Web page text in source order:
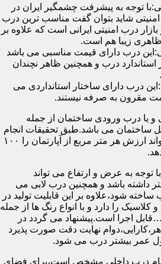
توجه به پیشرفت چشمگیر ایران در
امنیتی شاید بتوان گفت مناسب ترین درب
درب امنیتی ایرانی است که علاوه بر
زیبا هم است.
درب دارای قیمت مناسبی می باشد
استاندارد درب و همچنین ظاهر نچندان
درب دارای ساختار استانداردی می
مقرون به صرفه نیستند.
و یا درب ورودی ساختمان از جمله
ساختمان می باشد.طبق تحقیقات انجام
شده،درب لابی لوکس می تواند ارزش هر متر مربع از آپارتمان را ۱۰۰
توجه به عرض و ارتفاع می تواند
۵ تا ۷ سانتی متر داشته باشد و همچنین درب لابی می
شود،علاوه بر این قابلیت تولید در
کلاسیک را دارد و با انواع رنگ ها از جمله
اجرا است.پیشنهاد می گردد در
نهایت دقت صورت پذیرد
عمر بیشتر درب می شود.
نام درب داخلی مشخص است،برای فضای